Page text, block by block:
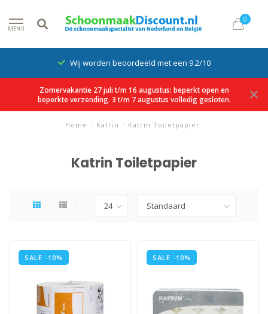
MENU
0
Wij worden beoordeeld met een 9.2/10
Zomervakantie 27 juli t/m 16 augustus: beperkt open en
beperkte verzending. 3 t/m 7 augustus volledig gesloten.
Home / Katrin / Katrin Toiletpapier
Katrin Toiletpapier
SALE -10% SALE -10%